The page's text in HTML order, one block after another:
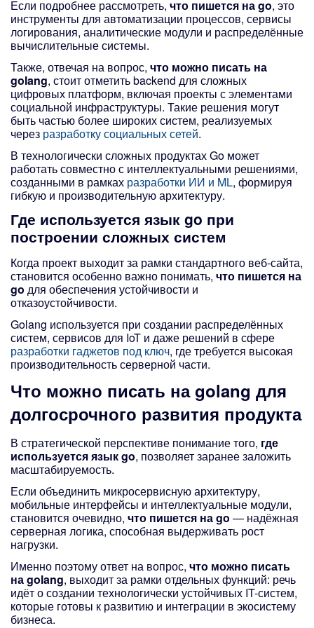
Если подробнее рассмотреть, что пишется на go, это
инструменты для автоматизации процессов, сервисы
логирования, аналитические модули и распределённые
вычислительные системы.
Также, отвечая на вопрос, что можно писать на
golang, стоит отметить backend для сложных
цифровых платформ, включая проекты с элементами
социальной инфраструктуры. Такие решения могут
быть частью более широких систем, реализуемых
через разработку социальных сетей.
В технологически сложных продуктах Go может
работать совместно с интеллектуальными решениями,
созданными в рамках разработки ИИ и ML, формируя
гибкую и производительную архитектуру.
Где используется язык go при
построении сложных систем
Когда проект выходит за рамки стандартного веб-сайта,
становится особенно важно понимать, что пишется на
go для обеспечения устойчивости и
отказоустойчивости.
Golang используется при создании распределённых
систем, сервисов для IoT и даже решений в сфере
разработки гаджетов под ключ, где требуется высокая
производительность серверной части.
Что можно писать на golang для
долгосрочного развития продукта
В стратегической перспективе понимание того, где
используется язык go, позволяет заранее заложить
масштабируемость.
Если объединить микросервисную архитектуру,
мобильные интерфейсы и интеллектуальные модули,
становится очевидно, что пишется на go — надёжная
серверная логика, способная выдерживать рост
нагрузки.
Именно поэтому ответ на вопрос, что можно писать
на golang, выходит за рамки отдельных функций: речь
идёт о создании технологически устойчивых IT-систем,
которые готовы к развитию и интеграции в экосистему
бизнеса.